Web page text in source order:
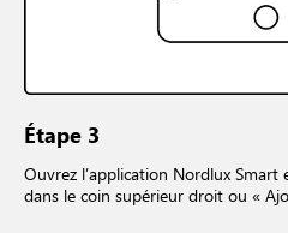
Étape 3
Ouvrez l’application Nordlux Smart
dans le coin supérieur droit ou «